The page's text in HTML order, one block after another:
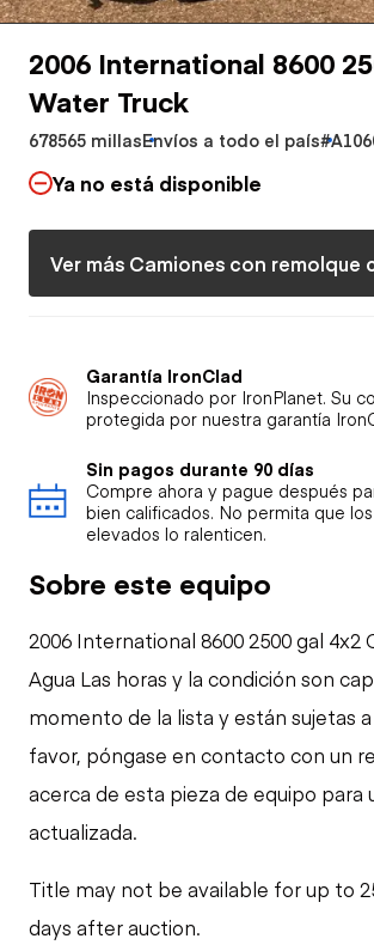
2006 International 8600
Water Truck
678565 millasEnvíos a todo el país
Ya no está disponible
Ver más Camiones con remolque
Garantía IronClad
Inspeccionado por IronPlanet. Su
protegida por nuestra garantía
Sin pagos durante 90 días
Compre ahora y pague después
bien calificados. No permita que
elevados lo ralenticen.
Sobre este equipo
2006 International 8600 2500 gal 4x2
Agua Las horas y la condición son
momento de la lista y están sujetas
favor, póngase en contacto con un
acerca de esta pieza de equipo para
actualizada.
Title may not be available for up to
days after auction.